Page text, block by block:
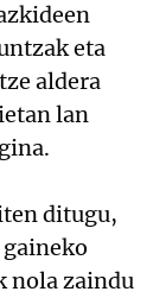
eta
aldera
lan
ditugu,
nola zaindu